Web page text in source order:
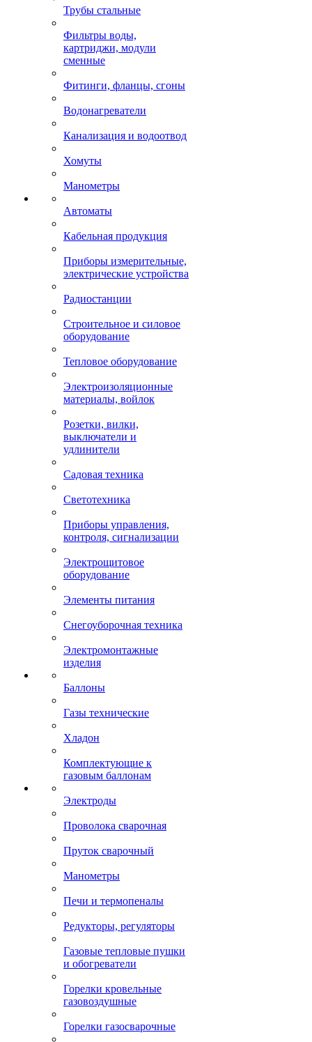
Трубы стальные
Фильтры воды,
картриджи, модули
сменные
Фитинги, фланцы, сгоны
Водонагреватели
Канализация и водоотвод
Хомуты
Манометры
Автоматы
Кабельная продукция
Приборы измерительные,
электрические устройства
Радиостанции
Строительное и силовое
оборудование
Тепловое оборудование
Электроизоляционные
материалы, войлок
Розетки, вилки,
выключатели и
удлинители
Садовая техника
Светотехника
Приборы управления,
контроля, сигнализации
Электрощитовое
оборудование
Элементы питания
Снегоуборочная техника
Электромонтажные
изделия
Баллоны
Газы технические
Хладон
Комплектующие к
газовым баллонам
Электроды
Проволока сварочная
Пруток сварочный
Манометры
Печи и термопеналы
Редукторы, регуляторы
Газовые тепловые пушки
и обогреватели
Горелки кровельные
газовоздушные
Горелки газосварочные